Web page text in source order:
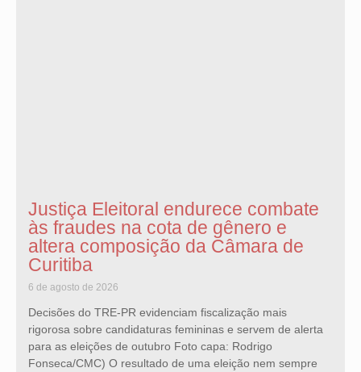
Justiça Eleitoral endurece combate
às fraudes na cota de gênero e
altera composição da Câmara de
Curitiba
6 de agosto de 2026
Decisões do TRE-PR evidenciam fiscalização mais
rigorosa sobre candidaturas femininas e servem de alerta
para as eleições de outubro Foto capa: Rodrigo
Fonseca/CMC) O resultado de uma eleição nem sempre